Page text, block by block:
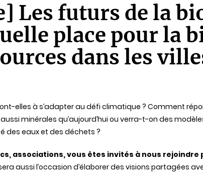
Les futurs de la
place pour la
dans les
elles à s’adapter au défi climatique ? Comment
minérales qu’aujourd’hui ou verra-t-on des
des eaux et des déchets ?
associations, vous êtes invités à nous
aussi l’occasion d’élaborer des visions partagées